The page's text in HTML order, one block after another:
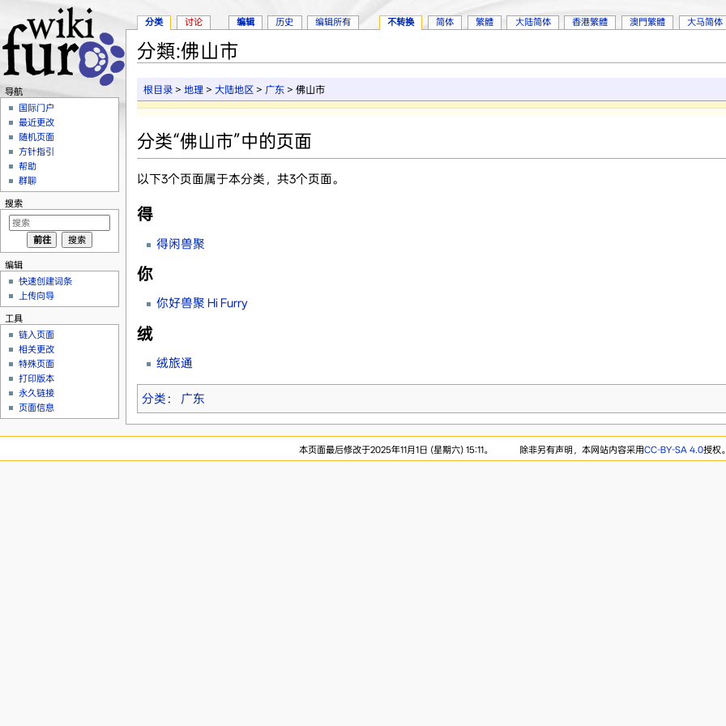
分類:佛山市
根目录 >地理 >大陆地区 > 广东 > 佛山市
分类“佛山市”中的页面
以下3个页面属于本分类，共3个页面。
得
得闲兽聚
你
你好兽聚 Hi Furry
绒
绒旅通
分类 ： 广东
分类 讨论 编辑 历史 编辑所有 不转换 简体 繁體 大陆简体 香港繁體 澳門繁體 大马简体
导航
国际门户
最近更改
随机页面
方针指引
帮助
群聊
搜索
编辑
快速创建词条
上传向导
工具
链入页面
相关更改
特殊页面
打印版本
永久链接
页面信息
本页面最后修改于2025年11月1日 (星期六) 15:11。 除非另有声明，本网站内容采用CC-BY-SA 4.0授权。